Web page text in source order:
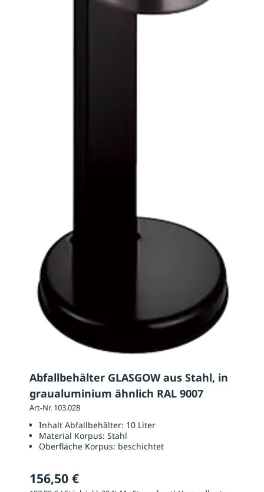
Abfallbehälter GLASGOW aus Stahl, in
graualuminium ähnlich RAL 9007
Art-Nr. 103.028
Inhalt Abfallbehälter: 10 Liter
Material Korpus: Stahl
Oberfläche Korpus: beschichtet
156,50 €